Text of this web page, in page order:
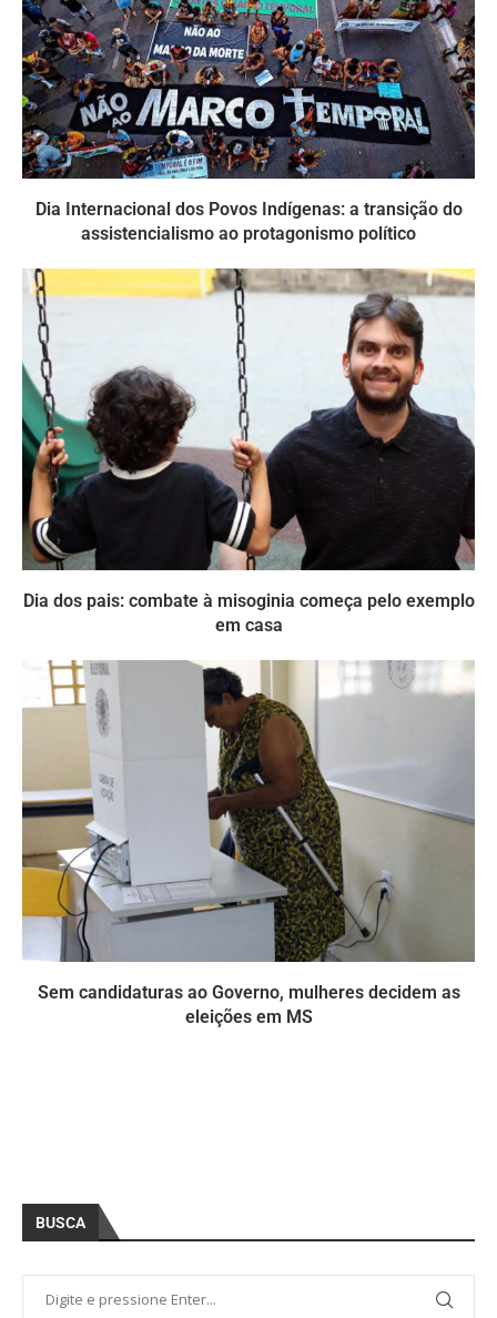
Dia Internacional dos Povos Indígenas: a transição do
assistencialismo ao protagonismo político
Dia dos pais: combate à misoginia começa pelo exemplo
em casa
Sem candidaturas ao Governo, mulheres decidem as
eleições em MS
BUSCA